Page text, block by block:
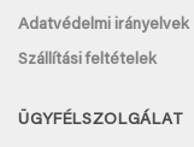
Adatvédelmi irányelvek
Szállítási feltételek
ÜGYFÉLSZOLGÁLAT